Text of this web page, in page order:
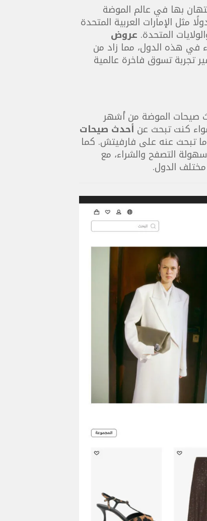
لا يستهان بها في عالم الموضة
مثل الإمارات العربية المتحدة
المتحدة. عروض
في هذه الدول، مما زاد من
تجربة تسوق فاخرة عالمية
صيحات الموضة من أشهر
كنت تبحث عن أحدث صيحات
تبحث عنه على فارفيتش. كما
التصفح والشراء، مع
الدول.